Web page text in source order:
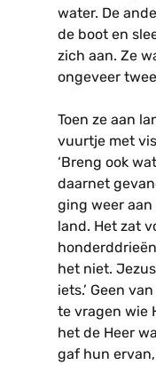
water. De
de boot en
zich aan. Ze
ongeveer
Toen ze aan
vuurtje met
‘Breng ook
daarnet
ging weer
land. Het zat
het niet.
iets.’ Geen
te vragen wie
het de Heer
gaf hun